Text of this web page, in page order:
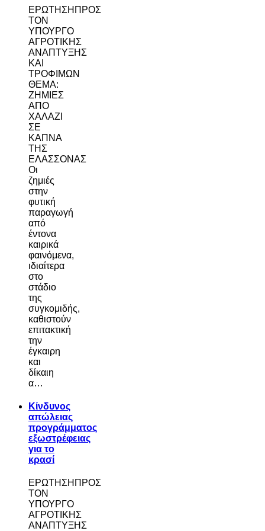
ΕΡΩΤΗΣΗΠΡΟΣ
ΤΟΝ
ΥΠΟΥΡΓΟ
ΑΓΡΟΤΙΚΗΣ
ΑΝΑΠΤΥΞΗΣ
ΚΑΙ
ΤΡΟΦΙΜΩΝ
ΘΕΜΑ:
ΖΗΜΙΕΣ
ΑΠΟ
ΧΑΛΑΖΙ
ΣΕ
ΚΑΠΝΑ
ΤΗΣ
ΕΛΑΣΣΟΝΑΣ
Οι
ζημιές
στην
φυτική
παραγωγή
από
έντονα
καιρικά
φαινόμενα,
ιδιαίτερα
στο
στάδιο
της
συγκομιδής,
καθιστούν
επιτακτική
την
έγκαιρη
και
δίκαιη
α…
Κίνδυνος
απώλειας
προγράμματος
εξωστρέφειας
για το
κρασί
ΕΡΩΤΗΣΗΠΡΟΣ
ΤΟΝ
ΥΠΟΥΡΓΟ
ΑΓΡΟΤΙΚΗΣ
ΑΝΑΠΤΥΞΗΣ